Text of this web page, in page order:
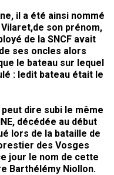
il a été ainsi nommé
son prénom,
de la SNCF avait
ses oncles alors
le bateau sur lequel
: ledit bateau était le
dire subi le même
décédée au début
lors de la bataille de
des Vosges
jour le nom de cette
Barthélémy Niollon.